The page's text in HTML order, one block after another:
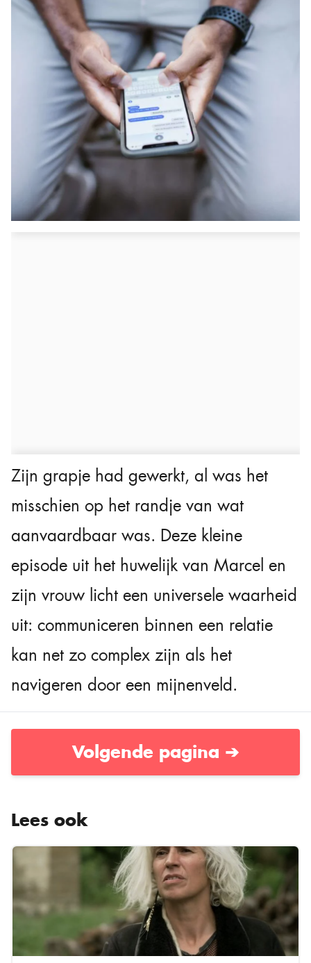
Zijn grapje had gewerkt, al was het
misschien op het randje van wat
aanvaardbaar was. Deze kleine
episode uit het huwelijk van Marcel en
zijn vrouw licht een universele waarheid
uit: communiceren binnen een relatie
kan net zo complex zijn als het
navigeren door een mijnenveld.
Volgende pagina ➔
Lees ook